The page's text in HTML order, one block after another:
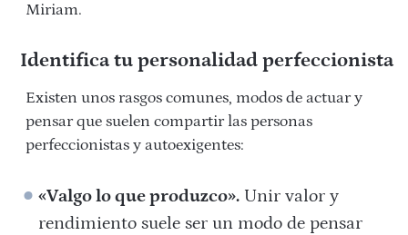
Miriam.
Identifica tu personalidad perfeccionista
Existen unos rasgos comunes, modos de actuar y
pensar que suelen compartir las personas
perfeccionistas y autoexigentes:
«Valgo lo que produzco». Unir valor y
rendimiento suele ser un modo de pensar